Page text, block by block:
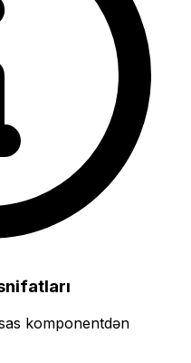
komponentdən